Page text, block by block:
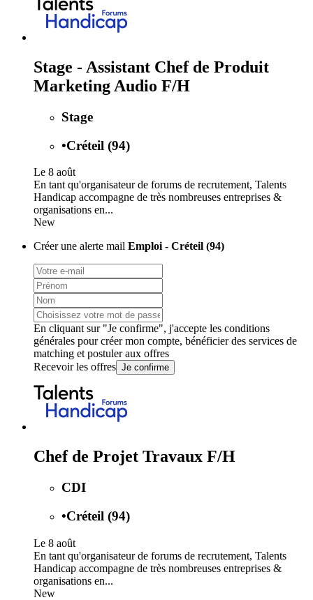
Stage - Assistant Chef de Produit
Marketing Audio F/H
Stage
•Créteil (94)
Le 8 août
En tant qu'organisateur de forums de recrutement, Talents
Handicap accompagne de très nombreuses entreprises &
organisations en...
New
Créer une alerte mail Emploi - Créteil (94)
En cliquant sur "Je confirme", j'accepte les conditions
générales pour créer mon compte, bénéficier des services de
matching et postuler aux offres
Recevoir les offres Je confirme
Chef de Projet Travaux F/H
CDI
•Créteil (94)
Le 8 août
En tant qu'organisateur de forums de recrutement, Talents
Handicap accompagne de très nombreuses entreprises &
organisations en...
New